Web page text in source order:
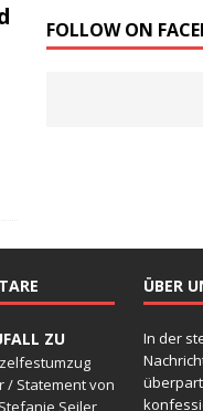
FOLLOW ON
ZU
/ Statement von
Seiler
ÜBER
In der